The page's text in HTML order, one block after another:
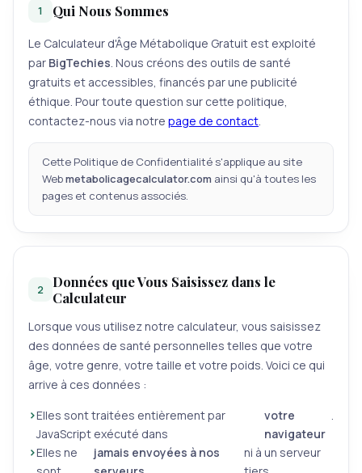
1 Qui Nous Sommes
Le Calculateur d'Âge Métabolique Gratuit est exploité
par BigTechies . Nous créons des outils de santé
gratuits et accessibles, financés par une publicité
éthique. Pour toute question sur cette politique,
contactez-nous via notre page de contact
Cette Politique de Confidentialité s'applique au site
Webmetabolicagecalculator.com ainsi qu'à toutes les
pages et contenus associés.
2
Données que Vous Saisissez dans le
Calculateur
Lorsque vous utilisez notre calculateur, vous saisissez
des données de santé personnelles telles que votre
âge, votre genre, votre taille et votre poids. Voici ce qui
arrive à ces données :
Elles sont traitées entièrement par
JavaScript exécuté dans
votre
navigateur
.
Elles ne
jamais envoyées à nos
ni à un serveur